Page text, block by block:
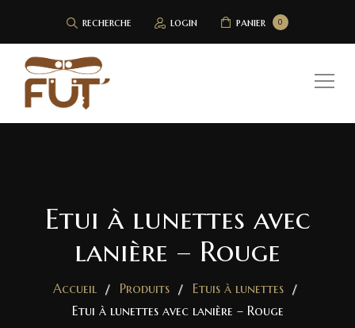
recherche login 0
panier
Etui à lunettes avec
lanière – Rouge
Accueil Produits
Etuis à lunettes
Etui à lunettes avec lanière – Rouge